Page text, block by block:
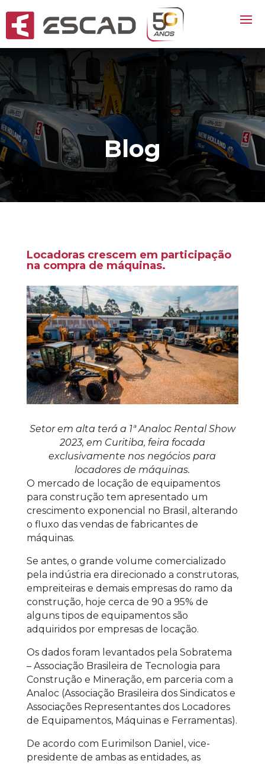
Blog
Locadoras crescem em participação
na compra de máquinas.
Setor em alta terá a 1ª Analoc Rental Show
2023, em Curitiba, feira focada
exclusivamente nos negócios para
locadores de máquinas.
O mercado de locação de equipamentos
para construção tem apresentado um
crescimento exponencial no Brasil, alterando
o fluxo das vendas de fabricantes de
máquinas.
Se antes, o grande volume comercializado
pela indústria era direcionado a construtoras,
empreiteiras e demais empresas do ramo da
construção, hoje cerca de 90 a 95% de
alguns tipos de equipamentos são
adquiridos por empresas de locação.
Os dados foram levantados pela Sobratema
– Associação Brasileira de Tecnologia para
Construção e Mineração, em parceria com a
Analoc (Associação Brasileira dos Sindicatos e
Associações Representantes dos Locadores
de Equipamentos, Máquinas e Ferramentas).
De acordo com Eurimilson Daniel, vice-
presidente de ambas as entidades, as